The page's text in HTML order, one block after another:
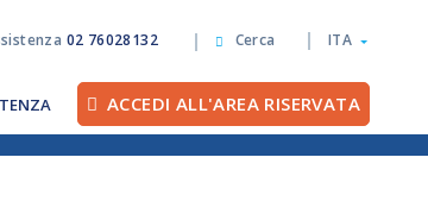
Cerca ITA
ACCEDI ALL'AREA RISERVATA
02 76028132